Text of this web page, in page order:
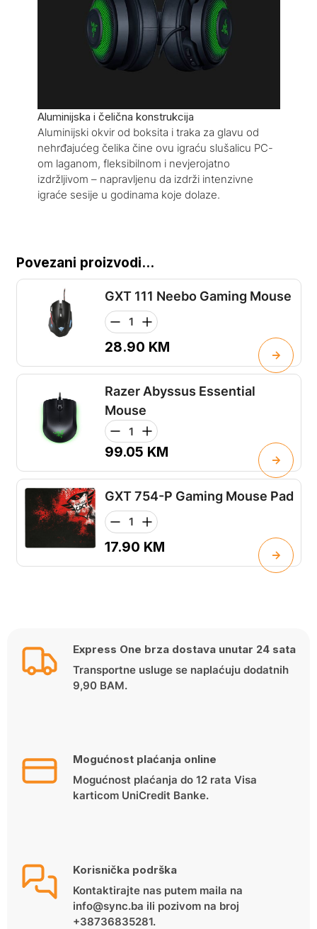
Aluminijska i čelična konstrukcija
Aluminijski okvir od boksita i traka za glavu od
nehrđajućeg čelika čine ovu igraću slušalicu PC-
om laganom, fleksibilnom i nevjerojatno
izdržljivom – napravljenu da izdrži intenzivne
igraće sesije u godinama koje dolaze.
Povezani proizvodi...
GXT 111 Neebo Gaming Mouse
28.90 KM
Razer Abyssus Essential
Mouse
99.05 KM
GXT 754-P Gaming Mouse Pad
17.90 KM
Express One brza dostava unutar 24 sata
Transportne usluge se naplaćuju dodatnih
9,90 BAM.
Mogućnost plaćanja online
Mogućnost plaćanja do 12 rata Visa
karticom UniCredit Banke.
Korisnička podrška
Kontaktirajte nas putem maila na
info@sync.ba ili pozivom na broj
+38736835281.